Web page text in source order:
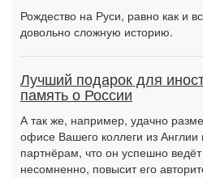
Рождество на Руси, равно как и
довольно сложную историю.
Лучший подарок для
память о России
А так же, например, удачно
офисе Вашего коллеги из
партнёрам, что он успешно
несомненно, повысит его